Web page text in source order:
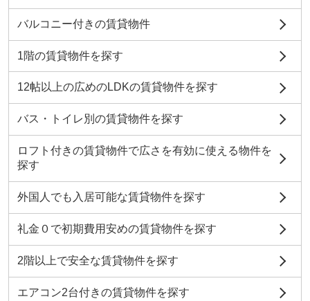
バルコニー付きの賃貸物件
1階の賃貸物件を探す
12帖以上の広めのLDKの賃貸物件を探す
バス・トイレ別の賃貸物件を探す
ロフト付きの賃貸物件で広さを有効に使える物件を
探す
外国人でも入居可能な賃貸物件を探す
礼金０で初期費用安めの賃貸物件を探す
2階以上で安全な賃貸物件を探す
エアコン2台付きの賃貸物件を探す